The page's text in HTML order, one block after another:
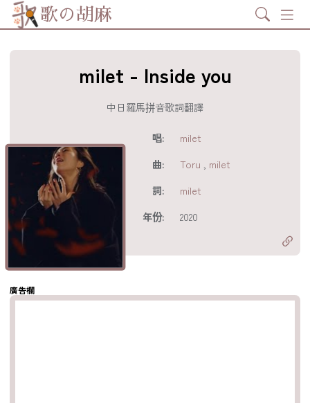
歌の胡麻 Search
milet - Inside you
中日羅馬拼音歌詞翻譯
唱:
milet
曲:
Toru
milet
詞:
milet
年份:
2020
分享至
享至 X
分享至
製鏈結
廣告欄